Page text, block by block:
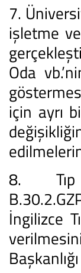
7.
işletme
Oda
için ayrı
8. Tıp
İngilizce